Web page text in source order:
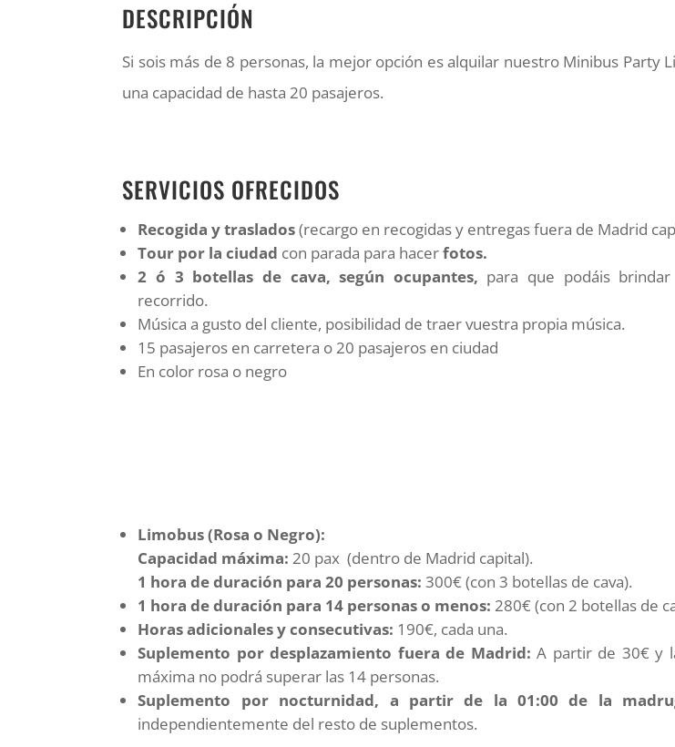
DESCRIPCIÓN
Si sois más de 8 personas, la mejor opción es alquilar nuestro Minibus Party
una capacidad de hasta 20 pasajeros.
SERVICIOS OFRECIDOS
Recogida y traslados(recargo en recogidas y entregas fuera de Madrid
Tour por la ciudad con parada para hacerfotos.
2 ó 3 botellas de cava, según ocupantes, para que podáis
recorrido.
Música a gusto del cliente, posibilidad de traer vuestra propia música.
15 pasajeros en carretera o 20 pasajeros en ciudad
En color rosa o negro
Limobus (Rosa o Negro):
Capacidad máxima: 20 pax (dentro de Madrid capital).
1 hora de duración para 20 personas: 300€ (con 3 botellas de cava).
1 hora de duración para 14 personas o menos:280€ (con 2 botellas de
Horas adicionales y consecutivas: 190€, cada una.
Suplemento por desplazamiento fuera de Madrid:A partir de 30€ y
máxima no podrá superar las 14 personas.
Suplemento por nocturnidad, a partir de la 01:00 de la
independientemente del resto de suplementos.